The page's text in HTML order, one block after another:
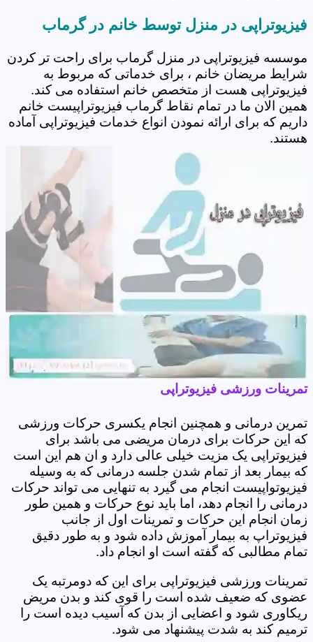
فیزیوتراپی در منزل توسط خانم در گرماب
موسسه فیزیوتراپی در منزل گرماب برای راحت تر کردن
شرایط مریضان خانم ، برای خدماتی که مربوط به
فیزیوتراپی هست از متخصص خانم استفاده می کند.
همین الان ما در تمام نقاط گرماب فیزیوتراپیست خانم
داریم که برای ارائه نمودن انواع خدمات فیزیوتراپی آماده
هستند.
تمرینات ورزشی فیزیوتراپی
تمرین درمانی و همچنین انجام یکسری حرکات ورزشی
که این حرکات برای درمان مریضی می باشد برای
فیزیوتراپی یک مزیت خیلی عالی دارد و ان هم این است
که بیمار بعد از تمام شدن جلسه درمانی که به وسیله
فیزیوتواپیست انجام می گیرد به تنهایی می تواند حرکات
درمانی را انجام دهد، اما باید نوع حرکات و همین طور
زمان انجام این حرکات و تمرینات اول از جانب
فیزیوتراپ به بیمار آموزش داده شود و به طور دقیق
تمام مطالبی که گفته است او انجام داد.
تمرینات ورزشی فیزیوتراپی برای این که دومرتبه یک
عضوی که ضعیف شده است را قوی کند و بدن مریض
ریکاوری شود و اعضایی از بدن که آسیب دیده است را
ترمیم کند به شدت پیشنهاد می شود.